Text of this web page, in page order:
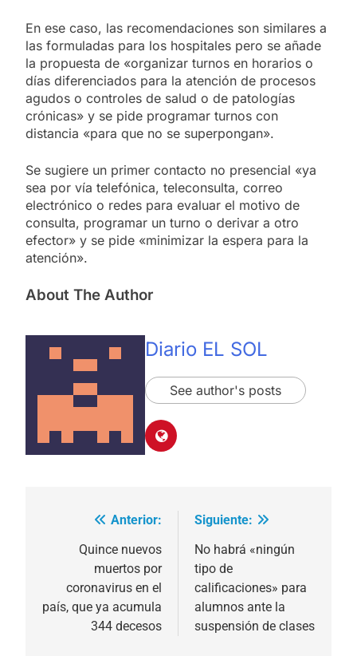
En ese caso, las recomendaciones son similares a
las formuladas para los hospitales pero se añade
la propuesta de «organizar turnos en horarios o
días diferenciados para la atención de procesos
agudos o controles de salud o de patologías
crónicas» y se pide programar turnos con
distancia «para que no se superpongan».
Se sugiere un primer contacto no presencial «ya
sea por vía telefónica, teleconsulta, correo
electrónico o redes para evaluar el motivo de
consulta, programar un turno o derivar a otro
efector» y se pide «minimizar la espera para la
atención».
About The Author
Diario EL SOL
See author's posts
Navegación
entradas
Anterior:
Quince nuevos
muertos por
coronavirus en el
país, que ya acumula
344 decesos
Siguiente:
No habrá «ningún
tipo de
calificaciones» para
alumnos ante la
suspensión de clases